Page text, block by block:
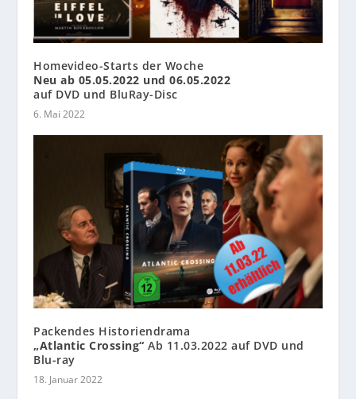
Homevideo-Starts der Woche
Neu ab 05.05.2022 und 06.05.2022
auf DVD und BluRay-Disc
6. Mai 2022
Packendes Historiendrama
„Atlantic Crossing“ Ab 11.03.2022 auf DVD und
Blu-ray
18. Januar 2022